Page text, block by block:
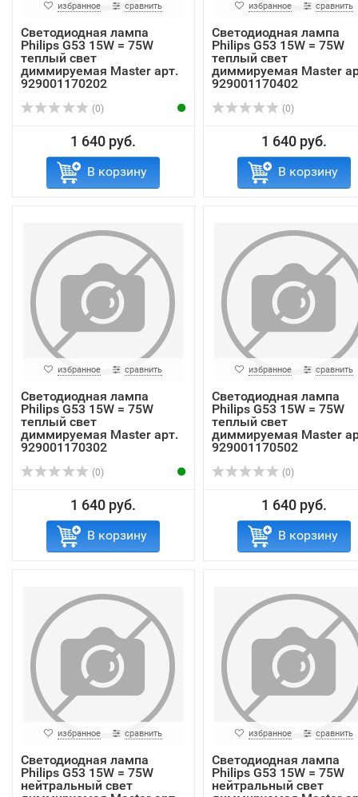
избранное сравнить
Светодиодная лампа
Philips G53 15W = 75W
теплый свет
диммируемая Master арт.
929001170202
(0)
1 640 руб.
В корзину
избранное сравнить
Светодиодная лампа
Philips G53 15W = 75W
теплый свет
диммируемая Master
929001170402
(0)
1 640 руб.
В корзину
избранное сравнить
Светодиодная лампа
Philips G53 15W = 75W
теплый свет
диммируемая Master арт.
929001170302
(0)
1 640 руб.
В корзину
избранное сравнить
Светодиодная лампа
Philips G53 15W = 75W
теплый свет
диммируемая Master
929001170502
(0)
1 640 руб.
В корзину
избранное сравнить
Светодиодная лампа
Philips G53 15W = 75W
нейтральный свет
избранное сравнить
Светодиодная лампа
Philips G53 15W = 75W
нейтральный свет